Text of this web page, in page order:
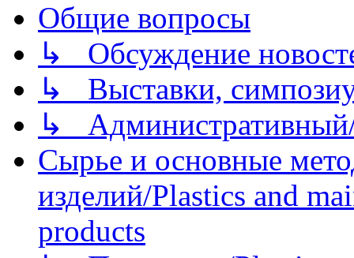
Общие вопросы
↳ Обсуждение
↳ Выставки,
↳
Сырье и основные
изделий/Plastics and
products